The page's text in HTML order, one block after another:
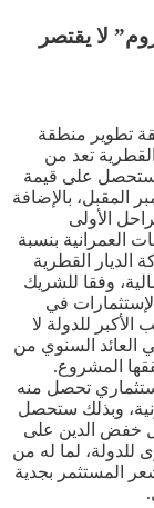
لا يقتصر
تطوير منطقة
تعد من
ستحصل على قيمة
ديسمبر المقبل، بالإضافة
مع المراحل الأولى
العمرانية بنسبة
الديار القطرية
وفقا للشريك
في
الأكبر للدولة لا
العائد السنوي من
المشروع.
تحصل منه
المديونية، وبذلك ستحصل
دولار لتمويل خفض الدين على
للدولة، لما له من
المستثمر بجدية